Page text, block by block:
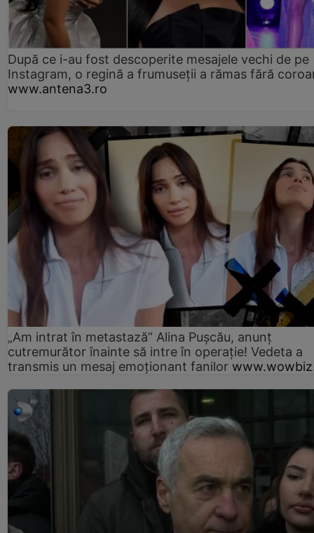
După ce i-au fost descoperite mesajele vechi de pe
Instagram, o regină a frumuseții a rămas fără
www.antena3.ro
„Am intrat în metastază” Alina Pușcău, anunț
cutremurător înainte să intre în operație! Vedeta a
transmis un mesaj emoționant fanilor